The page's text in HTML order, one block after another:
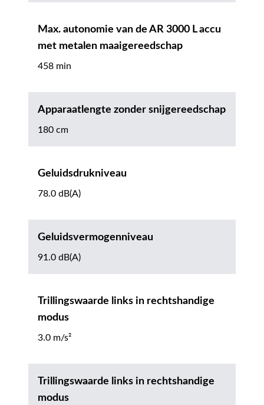
Max. autonomie van de AR 3000 L accu
met metalen maaigereedschap
458 min
Apparaatlengte zonder snijgereedschap
180 cm
Geluidsdrukniveau
78.0 dB(A)
Geluidsvermogenniveau
91.0 dB(A)
Trillingswaarde links in rechtshandige
modus
3.0 m/s²
Trillingswaarde links in rechtshandige
modus